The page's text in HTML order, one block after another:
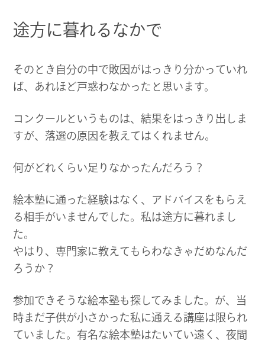
途方に暮れるなかで
そのとき自分の中で敗因がはっきり分かっていれ
ば、あれほど戸惑わなかったと思います。
コンクールというものは、結果をはっきり出しま
すが、落選の原因を教えてはくれません。
何がどれくらい足りなかったんだろう？
絵本塾に通った経験はなく、アドバイスをもらえ
る相手がいませんでした。私は途方に暮れまし
た。
やはり、専門家に教えてもらわなきゃだめなんだ
ろうか？
参加できそうな絵本塾も探してみました。が、当
時まだ子供が小さかった私に通える講座は限られ
ていました。有名な絵本塾はたいてい遠く、夜間